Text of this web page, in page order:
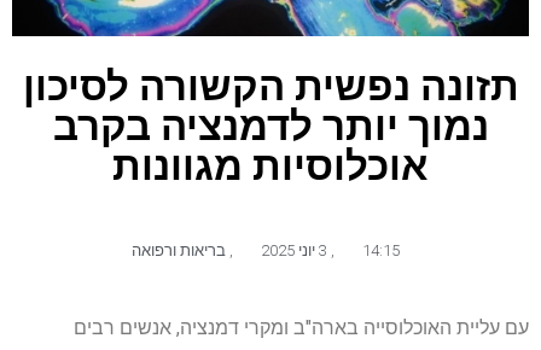
תזונה נפשית הקשורה לסיכון
נמוך יותר לדמנציה בקרב
אוכלוסיות מגוונות
14:15 בריאות ורפואה
עם עליית האוכלוסייה בארה"ב ומקרי דמנציה, אנשים רבים